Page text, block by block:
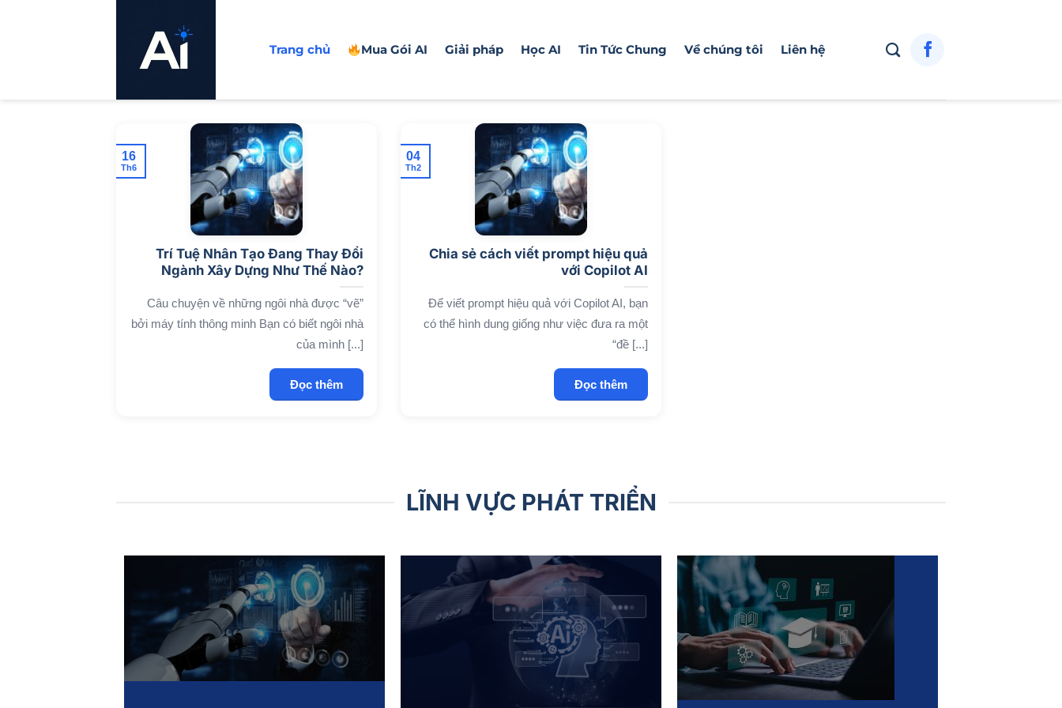
Trang chủ Mua Gói AI Giải pháp Học AI Tin Tức Chung Về chúng tôi Liên hệ
Trí Tuệ Nhân Tạo Đang Thay Đổi
Ngành Xây Dựng Như Thế Nào?
Câu chuyện về những ngôi nhà được “vẽ”
bởi máy tính thông minh Bạn có biết ngôi nhà
của mình [...]
Đọc thêm
16
Th6
Chia sẻ cách viết prompt hiệu quả
với Copilot AI
Để viết prompt hiệu quả với Copilot AI, bạn
có thể hình dung giống như việc đưa ra một
“đề [...]
Đọc thêm
04
Th2
LĨNH VỰC PHÁT TRIỂN